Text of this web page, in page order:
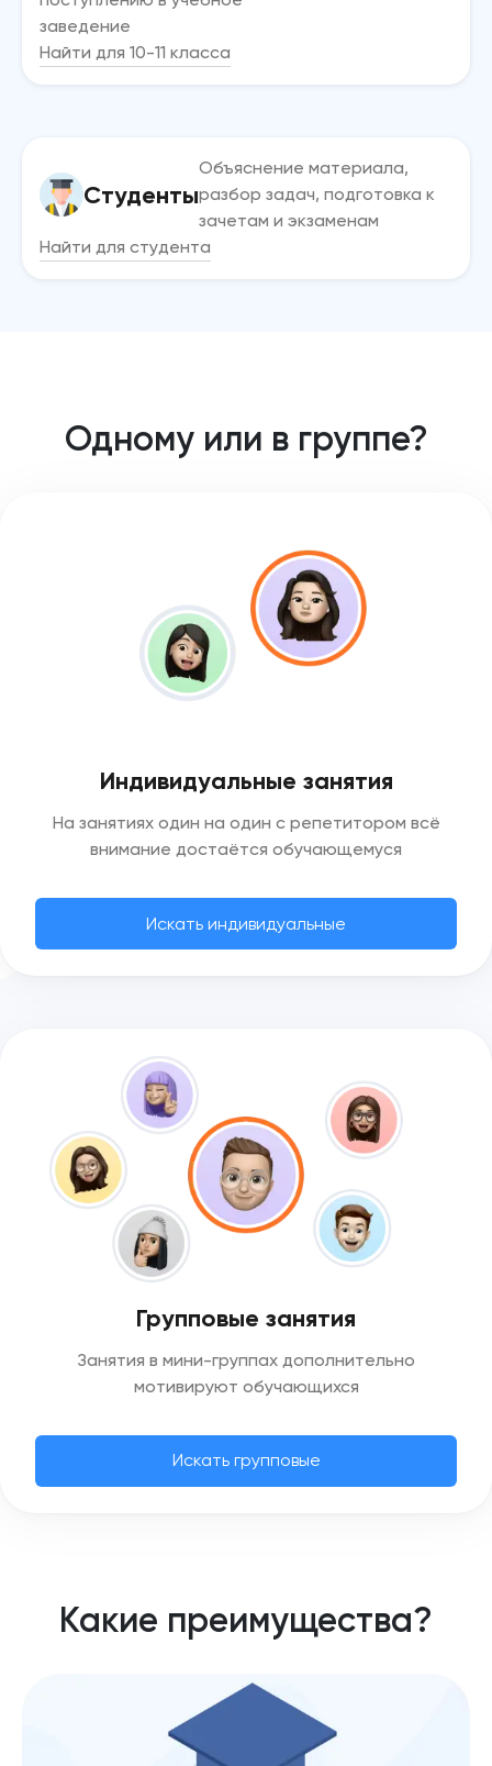
заведение
Найти для 10-11 класса
Студенты
Объяснение материала,
разбор задач, подготовка к
зачетам и экзаменам
Найти для студента
Одному или в группе?
Индивидуальные занятия
На занятиях один на один с репетитором всё
внимание достаётся обучающемуся
Искать индивидуальные
Групповые занятия
Занятия в мини-группах дополнительно
мотивируют обучающихся
Искать групповые
Какие преимущества?